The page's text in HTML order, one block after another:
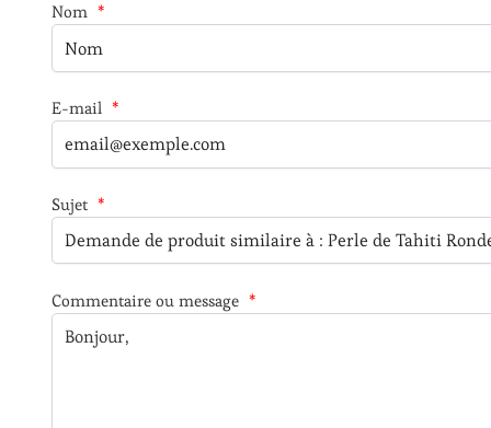
Nom *
E-mail *
Sujet *
Commentaire ou message *